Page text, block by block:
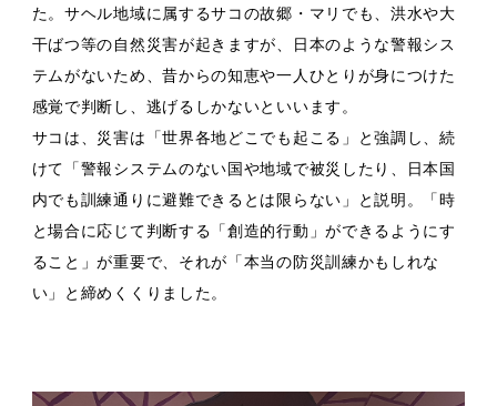
た。サヘル地域に属するサコの故郷・マリでも、洪水や大
干ばつ等の自然災害が起きますが、日本のような警報シス
テムがないため、昔からの知恵や一人ひとりが身につけた
感覚で判断し、逃げるしかないといいます。
サコは、災害は「世界各地どこでも起こる」と強調し、続
けて「警報システムのない国や地域で被災したり、日本国
内でも訓練通りに避難できるとは限らない」と説明。「時
と場合に応じて判断する「創造的行動」ができるようにす
ること」が重要で、それが「本当の防災訓練かもしれな
い」と締めくくりました。